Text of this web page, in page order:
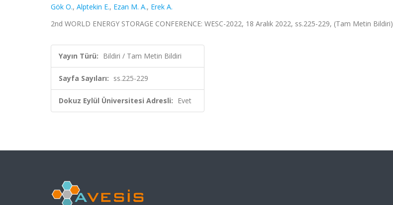
Gök O., Alptekin E., Ezan M. A., Erek A.
2nd WORLD ENERGY STORAGE CONFERENCE: WESC-2022, 18 Aralık 2022, ss.225-229, (Tam Metin Bildiri)
Yayın Türü: Bildiri / Tam Metin Bildiri
Sayfa Sayıları: ss.225-229
Dokuz Eylül Üniversitesi Adresli: Evet